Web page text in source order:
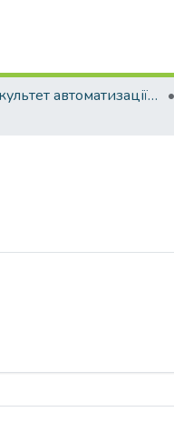
Факультет автоматизації і інформаційних технологій